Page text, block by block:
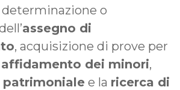
determinazione o
assegno di
, acquisizione di prove per
affidamento dei minori,
patrimoniale e la ricerca di